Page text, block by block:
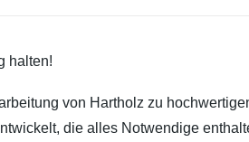
halten!
von Hartholz zu
die alles Notwendige